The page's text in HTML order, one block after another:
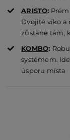
ARISTO:
Dvojité víko a
zůstane tam,
KOMBO:
systémem.
úsporu místa